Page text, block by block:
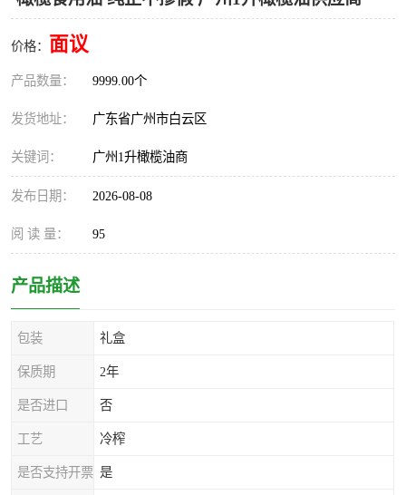
价格： 面议
产品数量： 9999.00个
发货地址： 广东省广州市白云区
关键词： 广州1升橄榄油商
发布日期： 2026-08-08
阅 读 量： 95
产品描述
包装 礼盒
保质期 2年
是否进口 否
工艺 冷榨
是否支持开票 是